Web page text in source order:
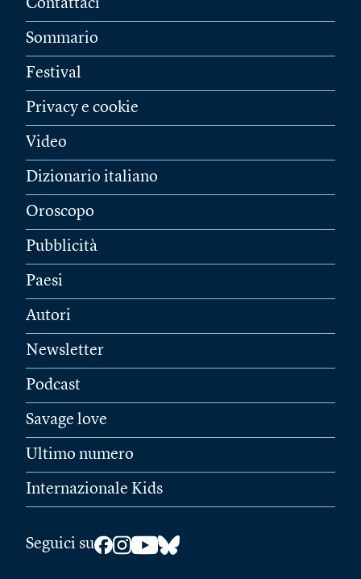
Contattaci
Sommario
Festival
Privacy e cookie
Video
Dizionario italiano
Oroscopo
Pubblicità
Paesi
Autori
Newsletter
Podcast
Savage love
Ultimo numero
Internazionale Kids
Seguici su